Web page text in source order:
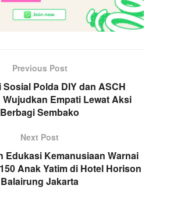
Previous Post
Polda DIY dan ASCH
Empati Lewat Aksi
Berbagi Sembako
Next Post
Edukasi Kemanusiaan Warnai
Anak Yatim di Hotel Horison
Balairung Jakarta